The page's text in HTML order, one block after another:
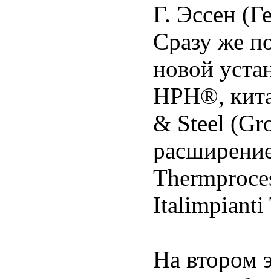
Г. Эссен
Сразу же
новой
HPH®,
& Steel
Italimpianti
На втором